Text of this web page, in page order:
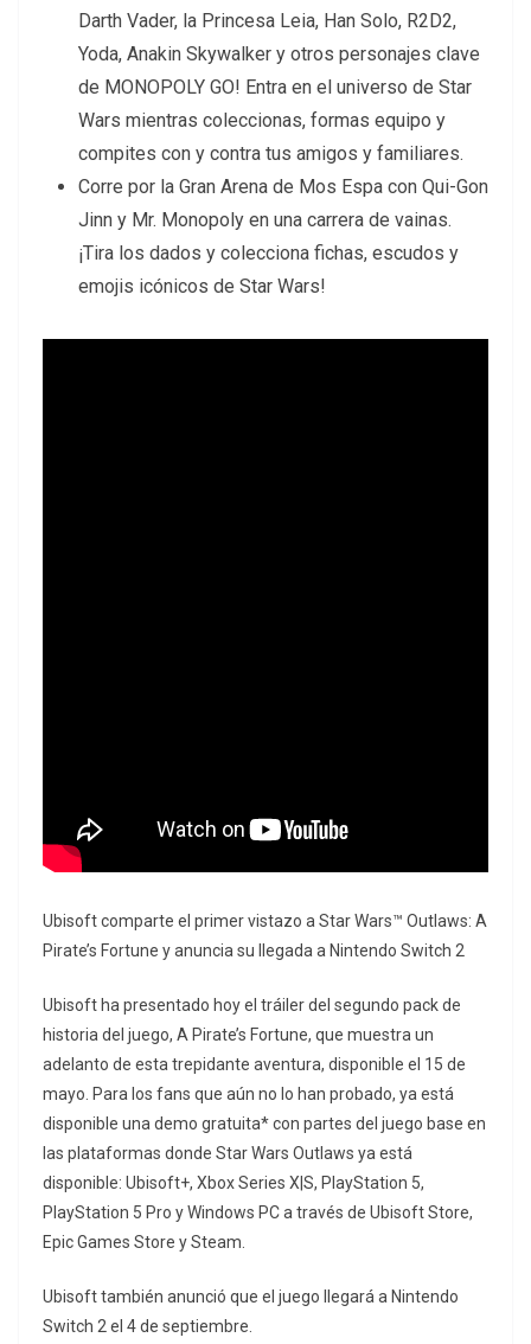
Darth Vader, la Princesa Leia, Han Solo, R2D2,
Yoda, Anakin Skywalker y otros personajes clave
de MONOPOLY GO! Entra en el universo de Star
Wars mientras coleccionas, formas equipo y
compites con y contra tus amigos y familiares.
Corre por la Gran Arena de Mos Espa con Qui-Gon
Jinn y Mr. Monopoly en una carrera de vainas.
¡Tira los dados y colecciona fichas, escudos y
emojis icónicos de Star Wars!
Ubisoft comparte el primer vistazo a Star Wars™ Outlaws: A
Pirate’s Fortune y anuncia su llegada a Nintendo Switch 2
Ubisoft ha presentado hoy el tráiler del segundo pack de
historia del juego, A Pirate’s Fortune, que muestra un
adelanto de esta trepidante aventura, disponible el 15 de
mayo. Para los fans que aún no lo han probado, ya está
disponible una demo gratuita* con partes del juego base en
las plataformas donde Star Wars Outlaws ya está
disponible: Ubisoft+, Xbox Series X|S, PlayStation 5,
PlayStation 5 Pro y Windows PC a través de Ubisoft Store,
Epic Games Store y Steam.
Ubisoft también anunció que el juego llegará a Nintendo
Switch 2 el 4 de septiembre.